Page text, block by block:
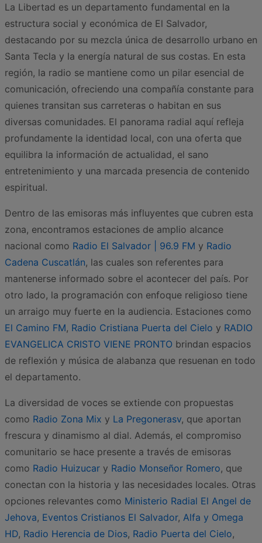
La Libertad es un departamento fundamental en la
estructura social y económica de El Salvador,
destacando por su mezcla única de desarrollo urbano en
Santa Tecla y la energía natural de sus costas. En esta
región, la radio se mantiene como un pilar esencial de
comunicación, ofreciendo una compañía constante para
quienes transitan sus carreteras o habitan en sus
diversas comunidades. El panorama radial aquí refleja
profundamente la identidad local, con una oferta que
equilibra la información de actualidad, el sano
entretenimiento y una marcada presencia de contenido
espiritual.
Dentro de las emisoras más influyentes que cubren esta
zona, encontramos estaciones de amplio alcance
nacional como Radio El Salvador | 96.9 FM y Radio
Cadena Cuscatlán, las cuales son referentes para
mantenerse informado sobre el acontecer del país. Por
otro lado, la programación con enfoque religioso tiene
un arraigo muy fuerte en la audiencia. Estaciones como
El Camino FM, Radio Cristiana Puerta del Cielo y RADIO
EVANGELICA CRISTO VIENE PRONTO brindan espacios
de reflexión y música de alabanza que resuenan en todo
el departamento.
La diversidad de voces se extiende con propuestas
como Radio Zona Mix y La Pregonerasv, que aportan
frescura y dinamismo al dial. Además, el compromiso
comunitario se hace presente a través de emisoras
como Radio Huizucar y Radio Monseñor Romero, que
conectan con la historia y las necesidades locales. Otras
opciones relevantes como Ministerio Radial El Angel de
Jehova, Eventos Cristianos El Salvador, Alfa y Omega
HD, Radio Herencia de Dios, Radio Puerta del Cielo,